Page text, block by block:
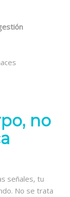
no
señales, tu
No se trata